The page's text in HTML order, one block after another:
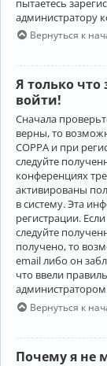
администратору
Вернуться к
Я только что
войти!
Сначала
верны, то
COPPA и при
следуйте
конференциях
активированы
в систему. Эта
регистрации.
следуйте
получено, то
email либо он
что ввели
Вернуться к
Почему я не